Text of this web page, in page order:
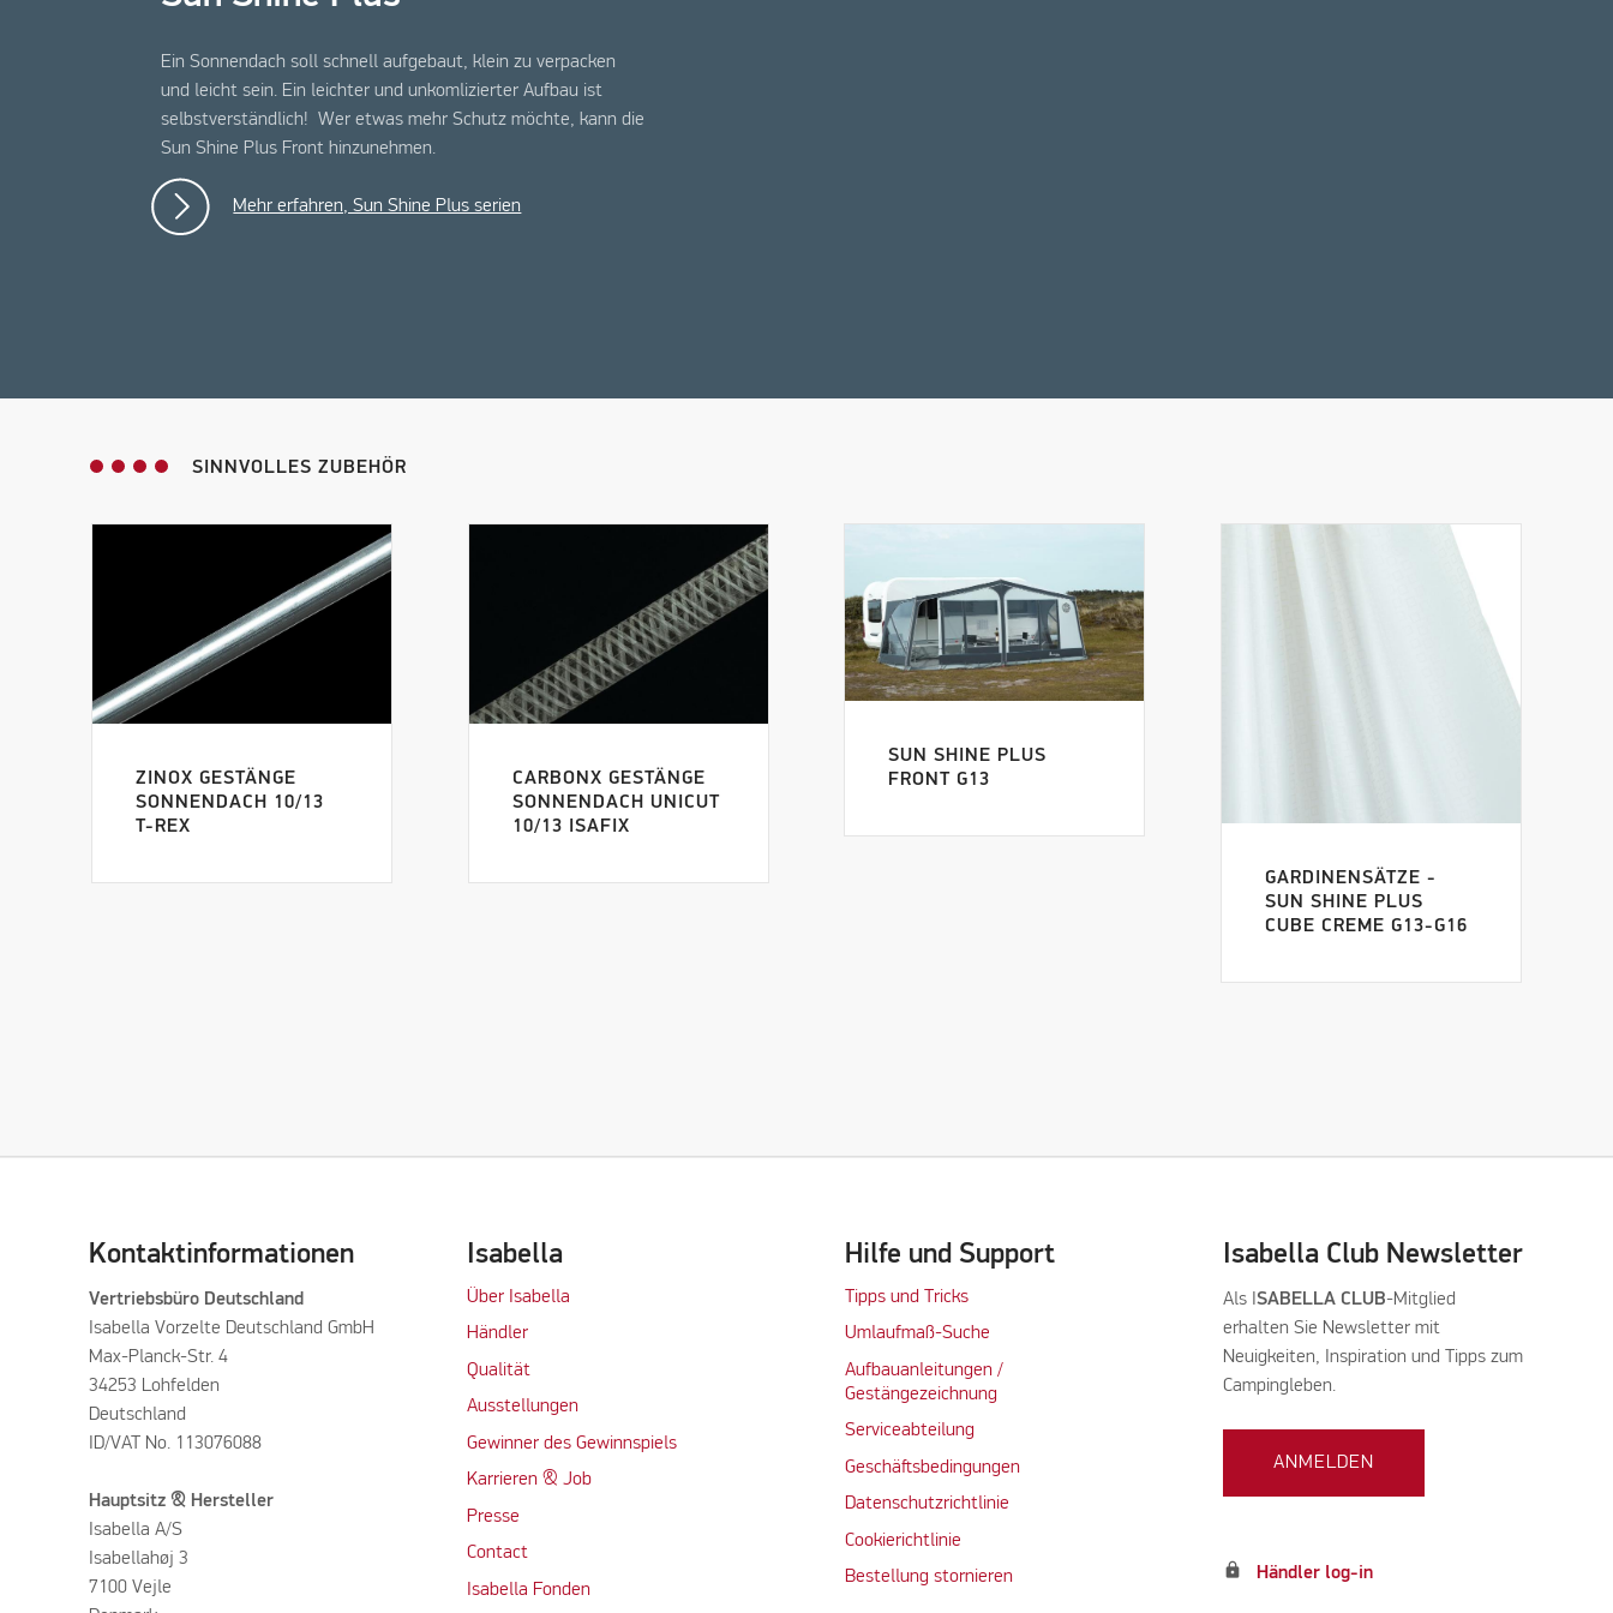
Ein Sonnendach soll schnell aufgebaut, klein zu verpacken
und leicht sein. Ein leichter und unkomlizierter Aufbau ist
selbstverständlich! Wer etwas mehr Schutz möchte, kann die
Sun Shine Plus Front hinzunehmen.
Mehr erfahren, Sun Shine Plus serien
SINNVOLLES ZUBEHÖR
ZINOX GESTÄNGE
SONNENDACH 10/13
T-REX
CARBONX GESTÄNGE
SONNENDACH UNICUT
10/13 ISAFIX
SUN SHINE PLUS
FRONT G13
GARDINENSÄTZE -
SUN SHINE PLUS
CUBE CREME G13-G16
Kontaktinformationen
Vertriebsbüro Deutschland
Isabella Vorzelte Deutschland GmbH
Max-Planck-Str. 4
34253 Lohfelden
Deutschland
ID/VAT No. 113076088
Hauptsitz & Hersteller
Isabella A/S
Isabellahøj 3
7100 Vejle
Isabella
Über Isabella
Händler
Qualität
Ausstellungen
Gewinner des Gewinnspiels
Karrieren & Job
Presse
Contact
Isabella Fonden
Hilfe und Support
Tipps und Tricks
Umlaufmaß-Suche
Aufbauanleitungen /
Gestängezeichnung
Serviceabteilung
Geschäftsbedingungen
Datenschutzrichtlinie
Cookierichtlinie
Bestellung stornieren
Isabella Club Newsletter
Als I SABELLA CLUB-Mitglied
erhalten Sie Newsletter mit
Neuigkeiten, Inspiration und Tipps zum
Campingleben.
ANMELDEN
lock Händler log-in